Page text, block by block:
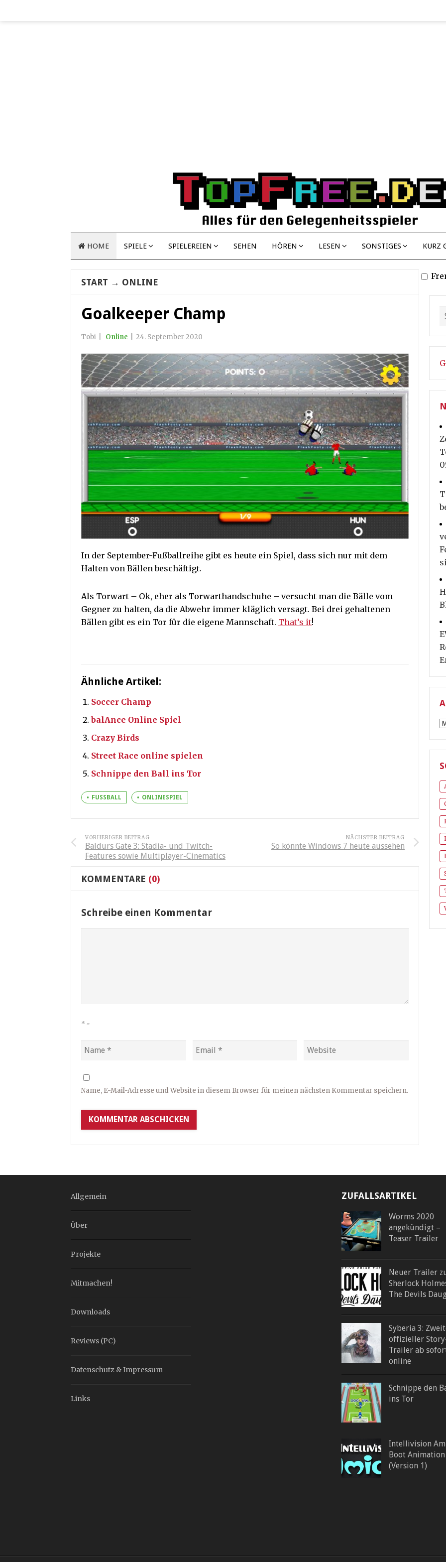
HOME SPIELE SPIELEREIEN SEHEN HÖREN LESEN SONSTIGES KURZ
START → ONLINE
Goalkeeper Champ
Tobi Online 24. September 2020
In der September-Fußballreihe gibt es heute ein Spiel, dass sich nur mit dem
Halten von Bällen beschäftigt.
Als Torwart – Ok, eher als Torwarthandschuhe – versucht man die Bälle vom
Gegner zu halten, da die Abwehr immer kläglich versagt. Bei drei gehaltenen
Bällen gibt es ein Tor für die eigene Mannschaft. That’s it!
Ähnliche Artikel:
Soccer Champ
balAnce Online Spiel
Crazy Birds
Street Race online spielen
Schnippe den Ball ins Tor
FUSSBALL ONLINESPIEL
VORHERIGER BEITRAG
Baldurs Gate 3: Stadia- und Twitch-
Features sowie Multiplayer-Cinematics
NÄCHSTER BEITRAG
So könnte Windows 7 heute aussehen
KOMMENTARE (0)
Schreibe einen Kommentar
* =
Name, E-Mail-Adresse und Website in diesem Browser für meinen nächsten Kommentar speichern.
Allgemein
Über
Projekte
Mitmachen!
Downloads
Reviews (PC)
Datenschutz & Impressum
Links
ZUFALLSARTIKEL
Worms 2020
angekündigt –
Teaser Trailer
Neuer Trailer
Sherlock
The Devils
Syberia 3:
offizieller
Trailer ab
online
Schnippe den
ins Tor
Intellivision
Boot Animation
(Version 1)